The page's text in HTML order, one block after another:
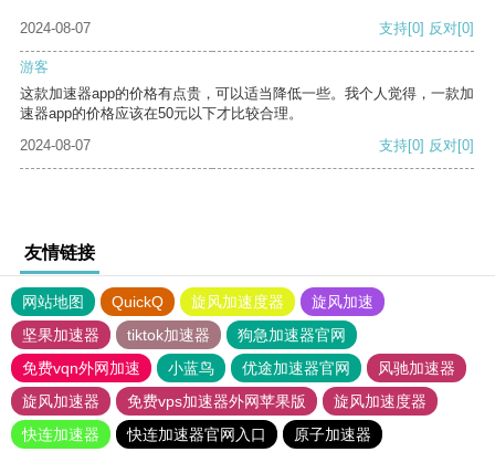
2024-08-07 支持[0] 反对[0]
游客
这款加速器app的价格有点贵，可以适当降低一些。我个人觉得，一款加
速器app的价格应该在50元以下才比较合理。
2024-08-07
支持[0] 反对[0]
友情链接
网站地图 QuickQ 旋风加速度器
旋风加速
坚果加速器
tiktok加速器
狗急加速器官网
免费vqn外网加速
小蓝鸟 优途加速器官网
风驰加速器
旋风加速器
免费vps加速器外网苹果版
旋风加速度器
快连加速器
快连加速器官网入口
原子加速器